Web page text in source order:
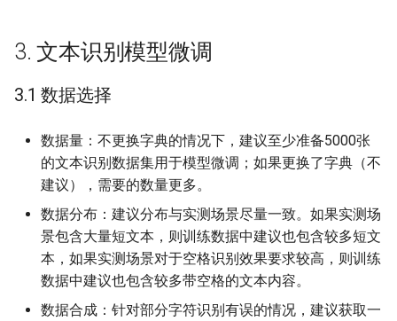
3. 文本识别模型微调
3.1 数据选择
数据量：不更换字典的情况下，建议至少准备5000张
的文本识别数据集用于模型微调；如果更换了字典（不
建议），需要的数量更多。
数据分布：建议分布与实测场景尽量一致。如果实测场
景包含大量短文本，则训练数据中建议也包含较多短文
本，如果实测场景对于空格识别效果要求较高，则训练
数据中建议也包含较多带空格的文本内容。
数据合成：针对部分字符识别有误的情况，建议获取一